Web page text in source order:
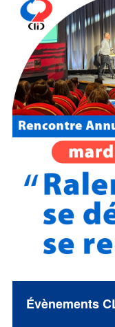
Évènements